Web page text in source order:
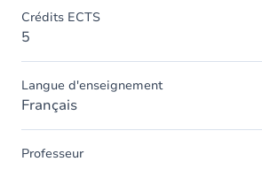
Crédits ECTS
5
Langue d'enseignement
Français
Professeur